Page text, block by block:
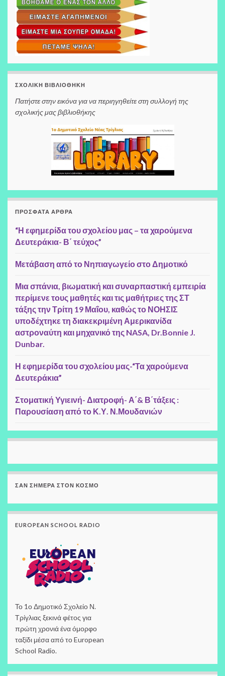
ΣΧΟΛΙΚΉ ΒΙΒΛΙΟΘΉΚΗ
Πατήστε στην εικόνα για να περιηγηθείτε στη συλλογή της
σχολικής μας βιβλιοθήκης
ΠΡΌΣΦΑΤΑ ΆΡΘΡΑ
“Η εφημερίδα του σχολείου μας – τα χαρούμενα
Δευτεράκια- Β΄ τεύχος”
Μετάβαση από το Νηπιαγωγείο στο Δημοτικό
Μια σπάνια, βιωματική και συναρπαστική εμπειρία
περίμενε τους μαθητές και τις μαθήτριες της ΣΤ
τάξης την Τρίτη 19 Μαΐου, καθώς το ΝΟΗΣΙΣ
υποδέχτηκε τη διακεκριμένη Αμερικανίδα
αστροναύτη και μηχανικό της NASA, Dr.Bonnie J.
Dunbar.
Η εφημερίδα του σχολείου μας-“Τα χαρούμενα
Δευτεράκια”
Στοματική Υγιεινή- Διατροφή- Α΄& Β΄τάξεις :
Παρουσίαση από το Κ.Υ. Ν.Μουδανιών
ΣΑΝ ΣΉΜΕΡΑ ΣΤΟΝ ΚΌΣΜΟ
EUROPEAN SCHOOL RADIO
Το 1ο Δημοτικό Σχολείο Ν.
Τρίγλιας ξεκινά φέτος για
πρώτη χρονιά ένα όμορφο
ταξίδι μέσα από το European
School Radio.